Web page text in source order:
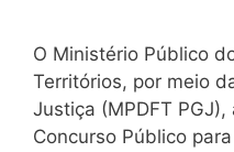
O Ministério Público
Territórios, por meio
Justiça (MPDFT
Concurso Público